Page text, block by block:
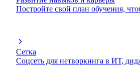
Постройте свой план обучения,
Сетка
Соцсеть для нетворкинга в ИТ,